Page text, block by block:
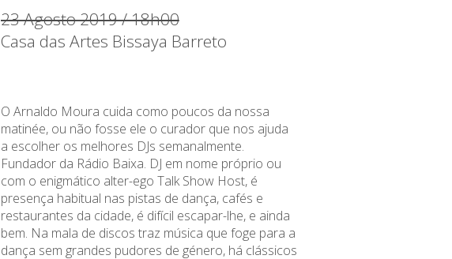
23 Agosto 2019 / 18h00
Casa das Artes Bissaya Barreto
O Arnaldo Moura cuida como poucos da nossa
matinée, ou não fosse ele o curador que nos ajuda
a escolher os melhores DJs semanalmente.
Fundador da Rádio Baixa. DJ em nome próprio ou
com o enigmático alter-ego Talk Show Host, é
presença habitual nas pistas de dança, cafés e
restaurantes da cidade, é difícil escapar-lhe, e ainda
bem. Na mala de discos traz música que foge para a
dança sem grandes pudores de género, há clássicos